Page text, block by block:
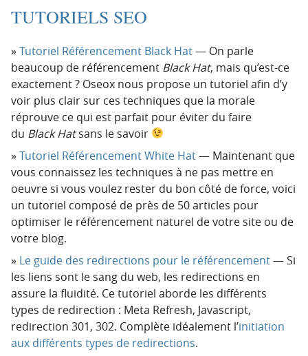
TUTORIELS SEO
Tutoriel Référencement Black Hat— On parle
beaucoup de référencement Black Hat, mais qu’est-ce
exactement ? Oseox nous propose un tutoriel afin d’y
voir plus clair sur ces techniques que la morale
réprouve ce qui est parfait pour éviter du faire
du Black Hatsans le savoir
Tutoriel Référencement White Hat— Maintenant que
vous connaissez les techniques à ne pas mettre en
oeuvre si vous voulez rester du bon côté de force, voici
un tutoriel composé de près de 50 articles pour
optimiser le référencement naturel de votre site ou de
votre blog.
Le guide des redirections pour le référencement— Si
les liens sont le sang du web, les redirections en
assure la fluidité. Ce tutoriel aborde les différents
types de redirection : Meta Refresh, Javascript,
redirection 301, 302. Complète idéalement l’initiation
aux différents types de redirections.